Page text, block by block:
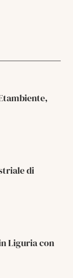
di
Liguria con